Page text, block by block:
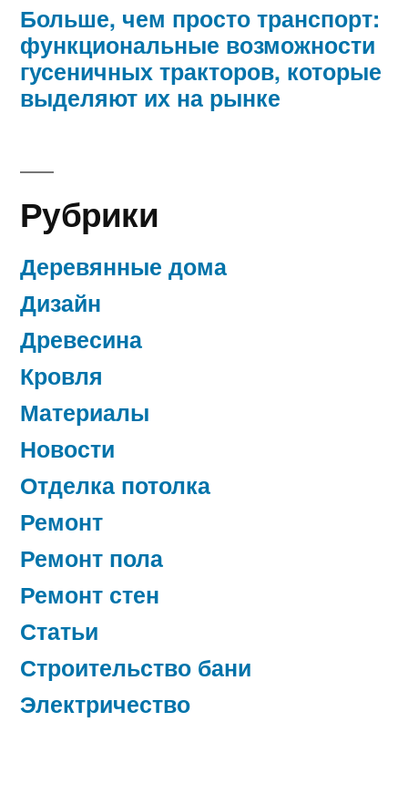
Больше, чем просто транспорт:
функциональные возможности
гусеничных тракторов, которые
выделяют их на рынке
Рубрики
Деревянные дома
Дизайн
Древесина
Кровля
Материалы
Новости
Отделка потолка
Ремонт
Ремонт пола
Ремонт стен
Статьи
Строительство бани
Электричество